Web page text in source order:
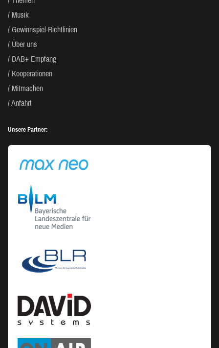
Musik
Gewinnspiel-Richtlinien
Über uns
DAB+ Empfang
Kooperationen
Mitmachen
Anfahrt
Unsere Partner: